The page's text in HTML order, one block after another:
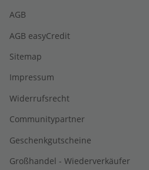
AGB
AGB easyCredit
Sitemap
Impressum
Widerrufsrecht
Communitypartner
Geschenkgutscheine
Großhandel - Wiederverkäufer